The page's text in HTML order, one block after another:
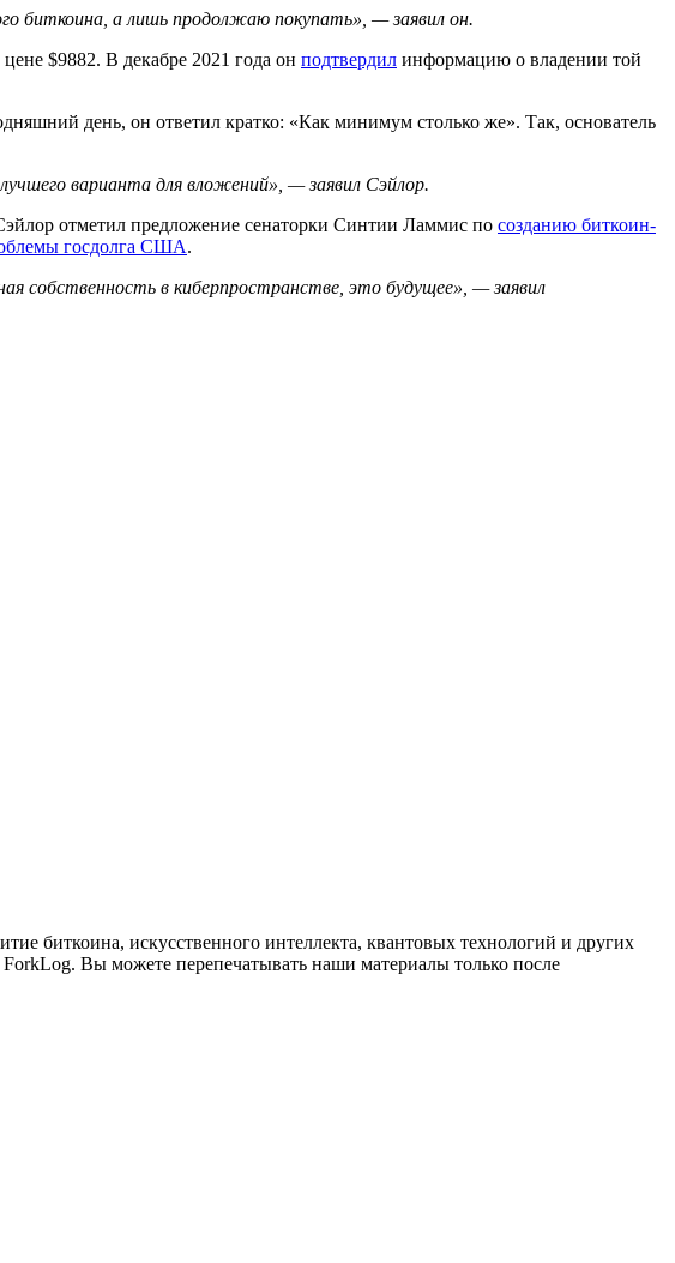
биткоина, а лишь продолжаю покупать», — заявил он.
$9882. В декабре 2021 года он подтвердил информацию о владении той
день, он ответил кратко: «Как минимум столько же». Так, основатель
варианта для вложений», — заявил Сэйлор.
отметил предложение сенаторки Синтии Ламмис по созданию биткоин-
госдолга США.
собственность в киберпространстве, это будущее», — заявил
биткоина, искусственного интеллекта, квантовых технологий и других
Вы можете перепечатывать наши материалы только после